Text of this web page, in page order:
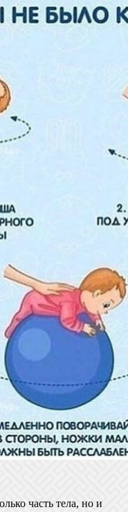
часть тела, но и